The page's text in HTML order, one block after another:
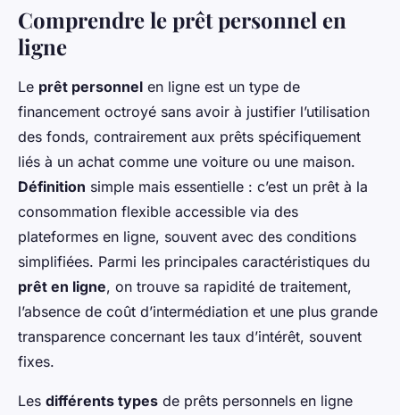
Découvrez le fonctionnement
du prêt personnel en ligne :
Guide pratique et astuces
Alexis • 15 mars 2025• 7 min de lecture
Comprendre le prêt personnel en
ligne
Le prêt personnel en ligne est un type de
financement octroyé sans avoir à justifier l’utilisation
des fonds, contrairement aux prêts spécifiquement
liés à un achat comme une voiture ou une maison.
Définition simple mais essentielle : c’est un prêt à la
consommation flexible accessible via des
plateformes en ligne, souvent avec des conditions
simplifiées. Parmi les principales caractéristiques du
prêt en ligne, on trouve sa rapidité de traitement,
l’absence de coût d’intermédiation et une plus grande
transparence concernant les taux d’intérêt, souvent
fixes.
Les différents types de prêts personnels en ligne